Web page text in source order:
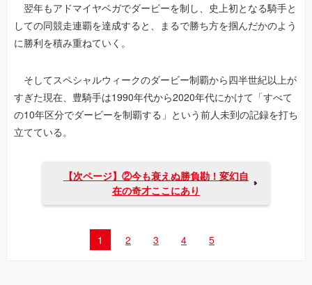
翌年もアドマイヤベガでダービーを制し、史上初となる騎手と
しての同競走連覇を達成すると、まるで勝ち方を掴んだかのよう
に勝利を積み重ねていく。
そしてスペシャルウィークのダービー制覇から四半世紀以上が
すぎた現在、豊騎手は1990年代から2020年代にかけて「すべて
の10年区分でダービーを制覇する」という前人未到の記録を打ち
立てている。
【次ページ】②今も衰えぬ勝負勘！変幻自
在の奇才ここにあり
1 2 3 4 5